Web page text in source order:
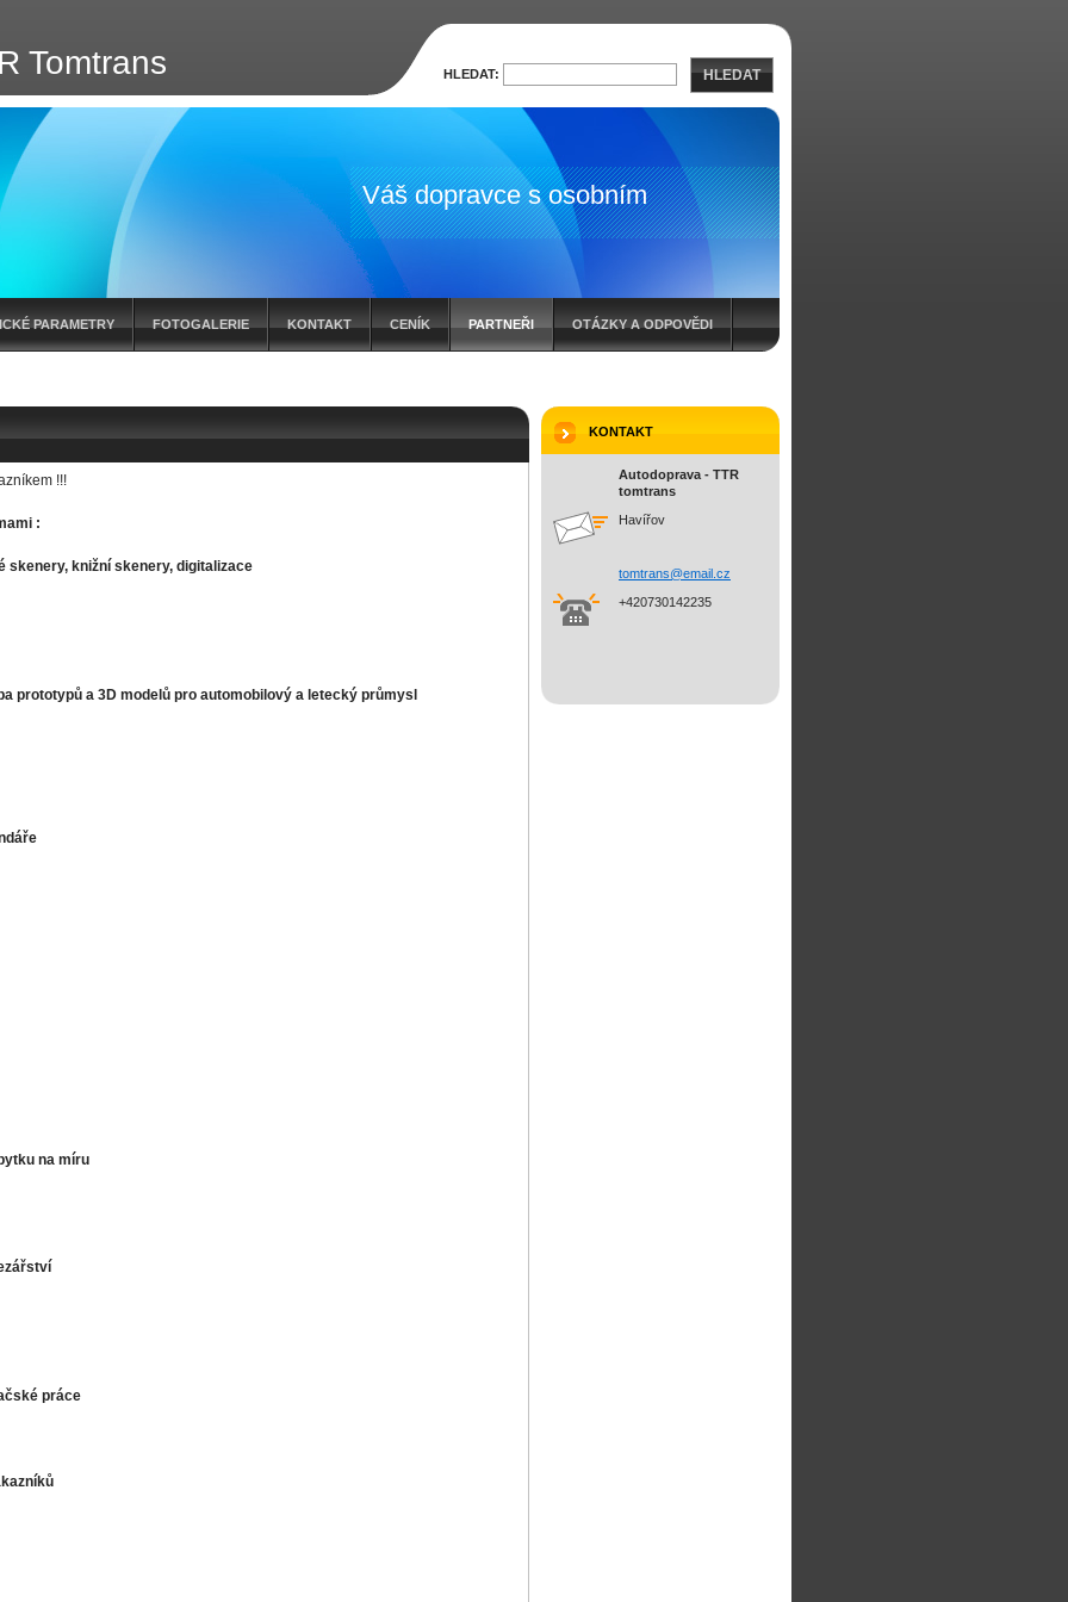
Tomtrans
Váš dopravce s osobním
přístupem
PARAMETRY FOTOGALERIE KONTAKT CENÍK PARTNEŘI OTÁZKY A ODPOVĚDI
!!!
:
skenery, knižní skenery, digitalizace
prototypů a 3D modelů pro automobilový a letecký průmysl
na míru
práce
KONTAKT
Autodoprava - TTR
tomtrans
Havířov
tomtrans@email.cz
+420730142235
HLEDAT: HLEDAT